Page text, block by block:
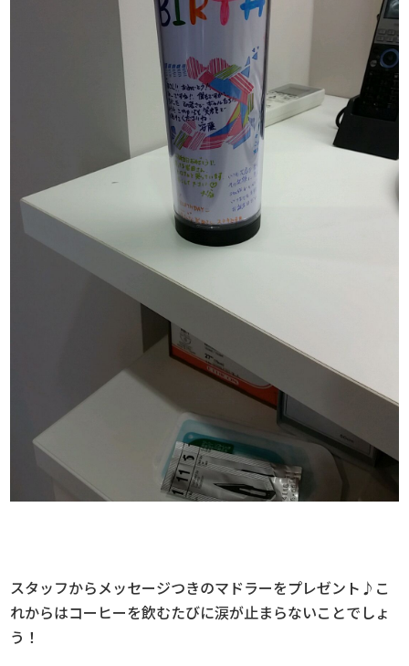
スタッフからメッセージつきのマドラーをプレゼント♪こ
れからはコーヒーを飲むたびに涙が止まらないことでしょ
う！